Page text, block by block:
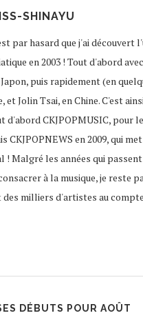
SHINAYU
par hasard que j'ai découvert
en 2003 ! Tout d'abord
puis rapidement (en
et Jolin Tsai, en Chine. C'est
d'abord CKJPOPMUSIC, pour
CKJPOPNEWS en 2009, qui
! Malgré les années qui
à la musique, je reste
des milliers d'artistes au
DÉBUTS POUR AOÛT